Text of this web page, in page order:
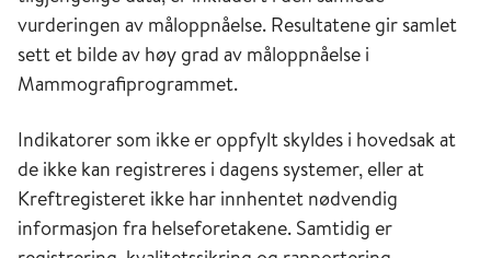
vurderingen av måloppnåelse. Resultatene gir samlet
sett et bilde av høy grad av måloppnåelse i
Mammografiprogrammet.
Indikatorer som ikke er oppfylt skyldes i hovedsak at
de ikke kan registreres i dagens systemer, eller at
Kreftregisteret ikke har innhentet nødvendig
informasjon fra helseforetakene. Samtidig er